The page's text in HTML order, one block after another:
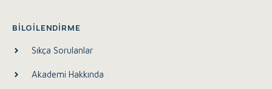
BILGILENDIRME
Sıkça Sorulanlar
Akademi Hakkında